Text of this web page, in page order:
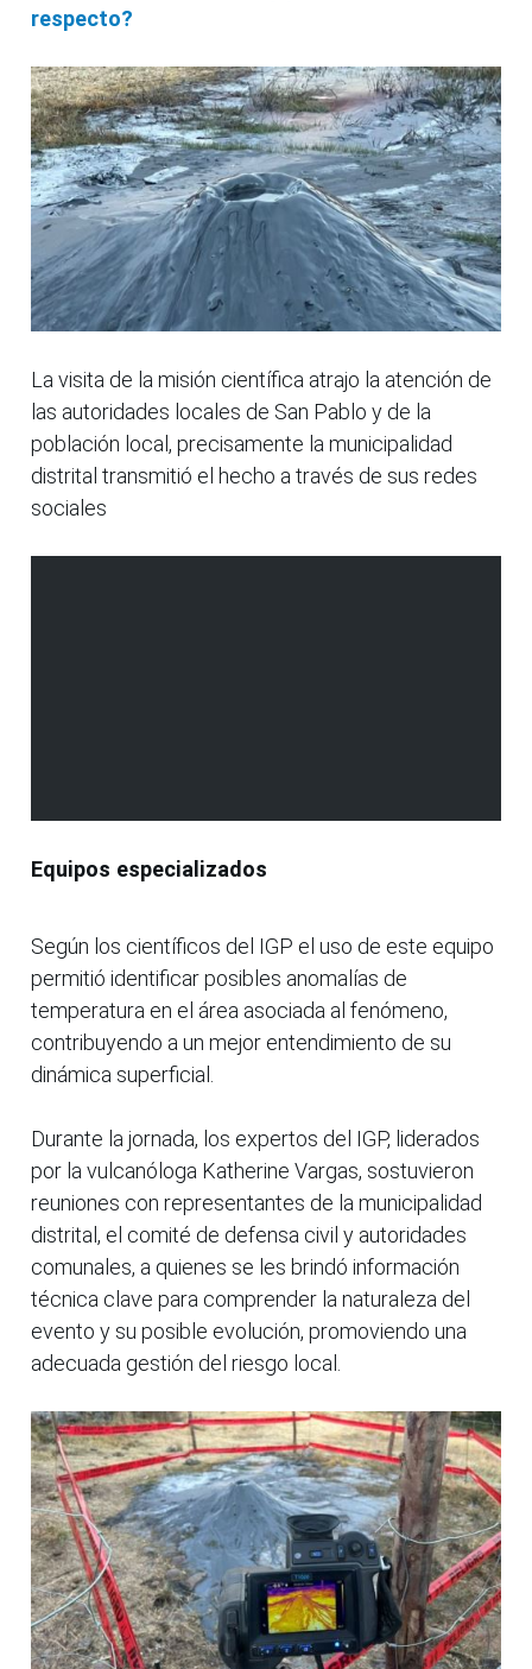
respecto?
La visita de la misión científica atrajo la atención de
las autoridades locales de San Pablo y de la
población local, precisamente la municipalidad
distrital transmitió el hecho a través de sus redes
sociales
Equipos especializados
Según los científicos del IGP el uso de este equipo
permitió identificar posibles anomalías de
temperatura en el área asociada al fenómeno,
contribuyendo a un mejor entendimiento de su
dinámica superficial.
Durante la jornada, los expertos del IGP, liderados
por la vulcanóloga Katherine Vargas, sostuvieron
reuniones con representantes de la municipalidad
distrital, el comité de defensa civil y autoridades
comunales, a quienes se les brindó información
técnica clave para comprender la naturaleza del
evento y su posible evolución, promoviendo una
adecuada gestión del riesgo local.